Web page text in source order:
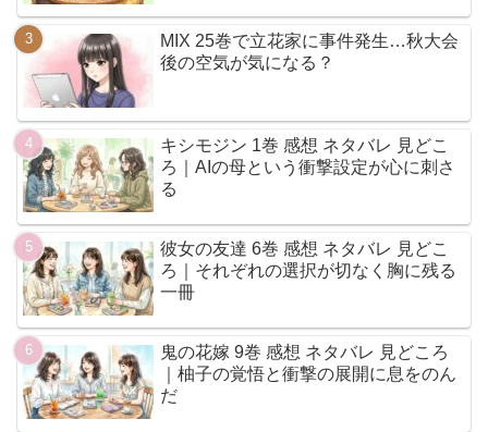
MIX 25巻で立花家に事件発生…秋大会
後の空気が気になる？
キシモジン 1巻 感想 ネタバレ 見どこ
ろ｜AIの母という衝撃設定が心に刺さ
る
彼女の友達 6巻 感想 ネタバレ 見どこ
ろ｜それぞれの選択が切なく胸に残る
一冊
鬼の花嫁 9巻 感想 ネタバレ 見どころ
｜柚子の覚悟と衝撃の展開に息をのん
だ